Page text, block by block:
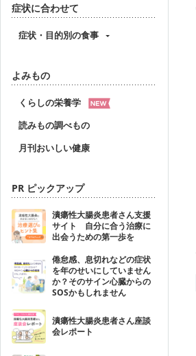
症状に合わせて
症状・目的別の食事
よみもの
くらしの栄養学
読みもの調べもの
月刊おいしい健康
PR ピックアップ
潰瘍性大腸炎患者さん支援
サイト 自分に合う治療に
出会うための第一歩を
倦怠感、息切れなどの症状
を年のせいにしていません
か？そのサイン心臓からの
SOSかもしれません
潰瘍性大腸炎患者さん座談
会レポート